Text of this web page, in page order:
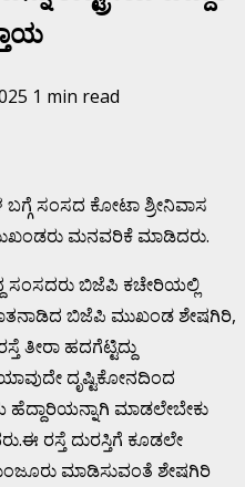
1 min read
ಸಂಸದ ಕೋಟಾ ಶ್ರೀನಿವಾಸ
ಮನವರಿಕೆ ಮಾಡಿದರು.
ಸಂಸದರು ಬಿಜೆಪಿ ಕಚೇರಿಯಲ್ಲಿ
ಬಿಜೆಪಿ ಮುಖಂಡ ಶೇಷಗಿರಿ,
ತೀರಾ ಹದಗೆಟ್ಟಿದ್ದು
ದೃಷ್ಟಿಕೋನದಿಂದ
ಮಾಡಲೇಬೇಕು
ರಸ್ತೆ ದುರಸ್ತಿಗೆ ಕೂಡಲೇ
ಮಾಡಿಸುವಂತೆ ಶೇಷಗಿರಿ